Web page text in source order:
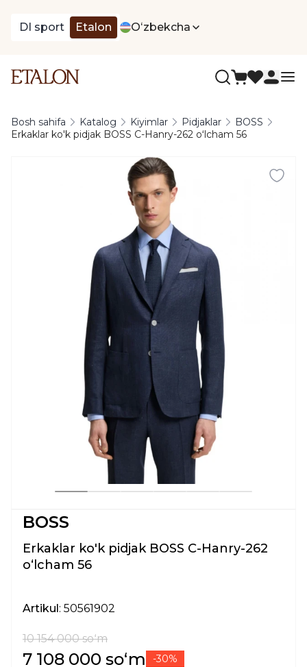
DI sport Etalon Oʻzbekcha
Bosh sahifa Katalog Kiyimlar Pidjaklar
BOSS
Erkaklar ko'k pidjak BOSS C-Hanry-262 oʻlcham 56
BOSS
Erkaklar ko'k pidjak BOSS C-Hanry-262
oʻlcham 56
Artikul: 50561902
10 154 000 soʻm
7 108 000 soʻm -30%